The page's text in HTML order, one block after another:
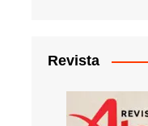
Revista